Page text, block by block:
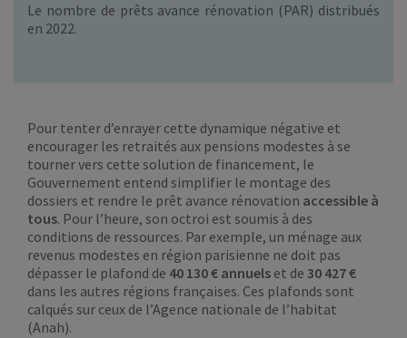
Le nombre de prêts avance rénovation (PAR) distribués
en 2022.
Pour tenter d’enrayer cette dynamique négative et
encourager les retraités aux pensions modestes à se
tourner vers cette solution de financement, le
Gouvernement entend simplifier le montage des
dossiers et rendre le prêt avance rénovation accessible à
tous. Pour l’heure, son octroi est soumis à des
conditions de ressources. Par exemple, un ménage aux
revenus modestes en région parisienne ne doit pas
dépasser le plafond de 40 130 € annuels et de 30 427 €
dans les autres régions françaises. Ces plafonds sont
calqués sur ceux de l’Agence nationale de l’habitat
(Anah).